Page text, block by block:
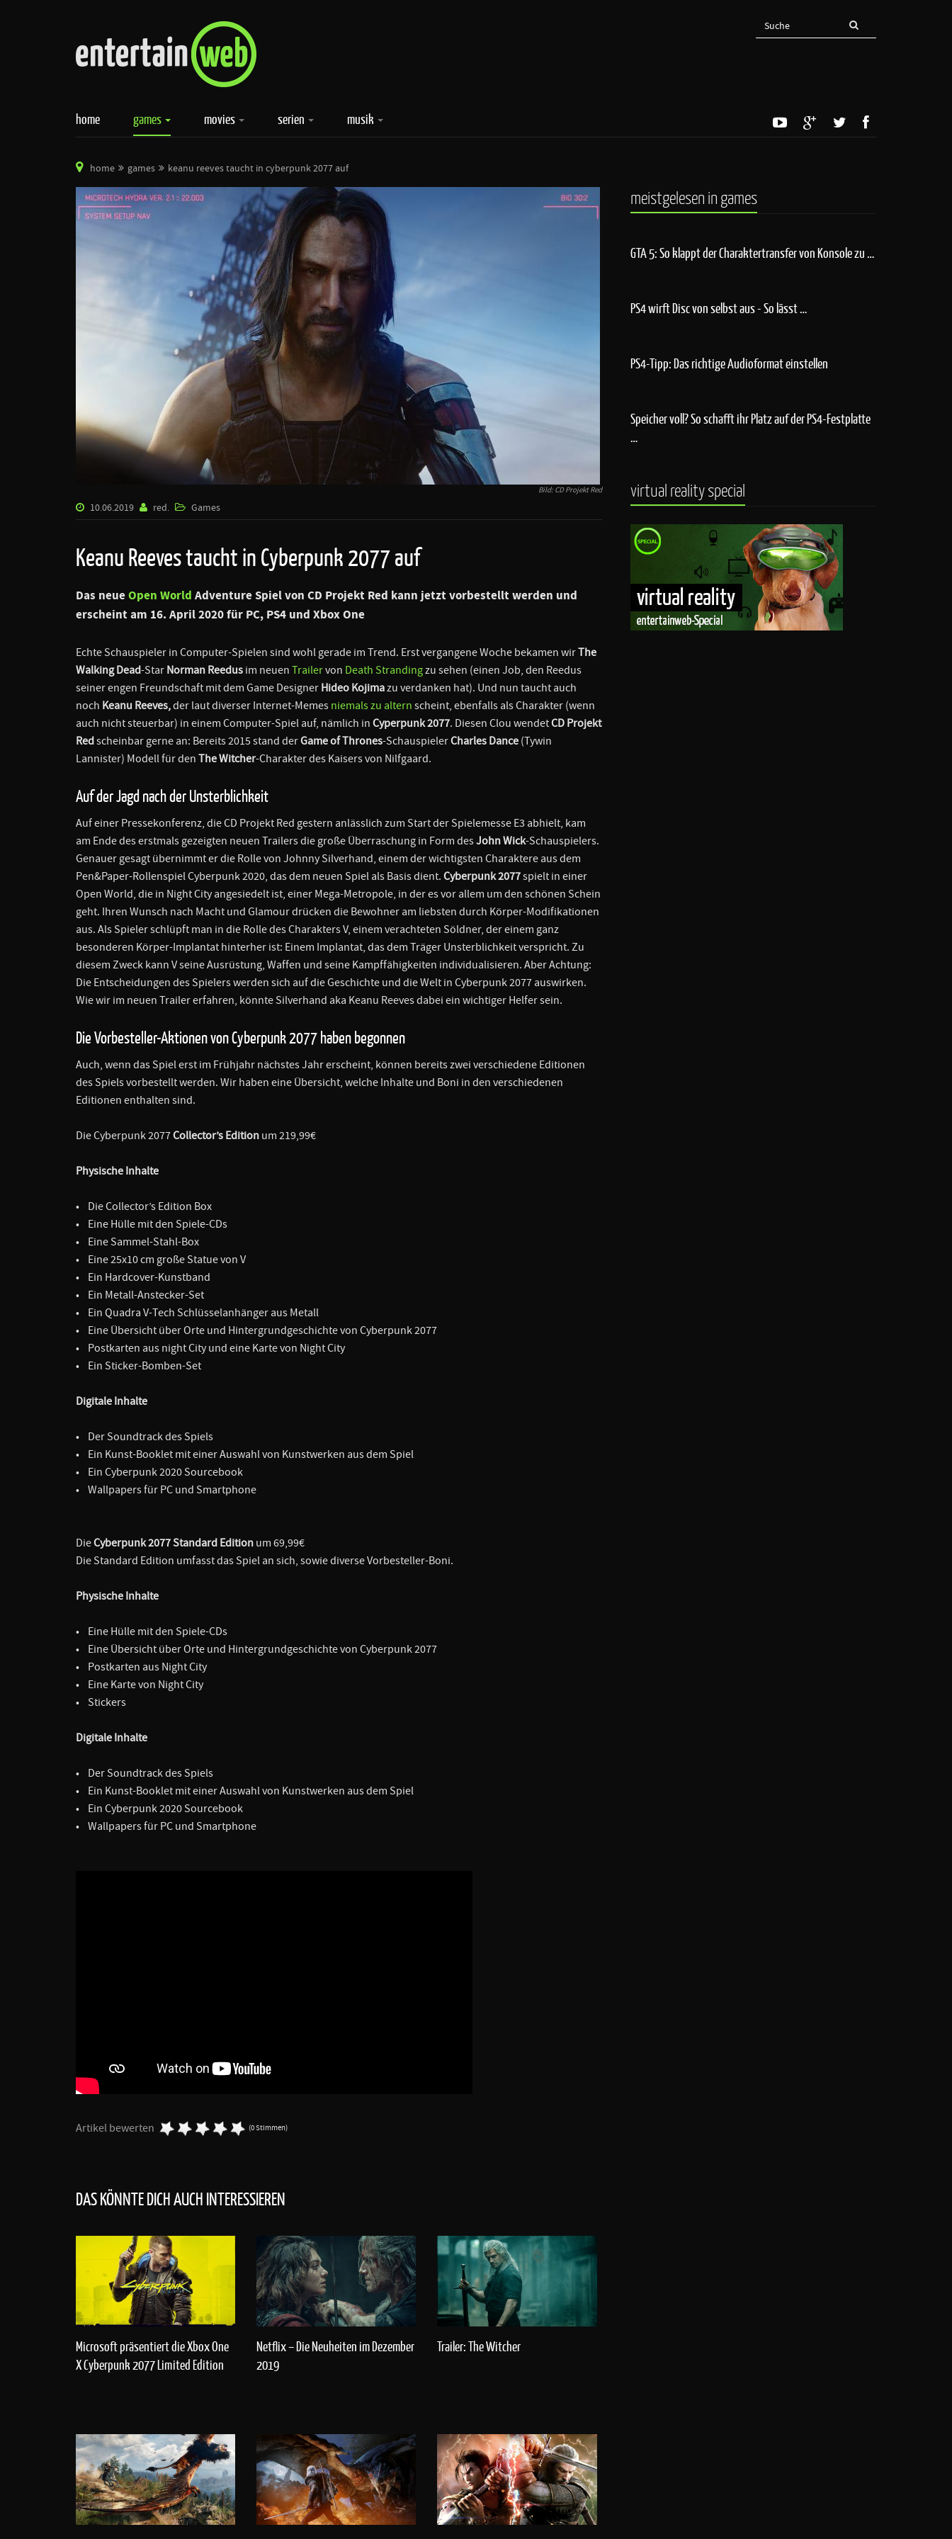
home games movies serien musik
home games keanu reeves taucht in cyberpunk 2077 auf
Bild: CD Projekt Red
10.06.2019 red. Games
Keanu Reeves taucht in Cyberpunk 2077 auf
Das neueOpen World Adventure Spiel von CD Projekt Red kann jetzt vorbestellt werden und
erscheint am 16. April 2020 für PC, PS4 und Xbox One
Echte Schauspieler in Computer-Spielen sind wohl gerade im Trend. Erst vergangene Woche bekamen wirThe
Walking Dead-Star Norman Reedus im neuen Trailervon Death Strandingzu sehen (einen Job, den Reedus
seiner engen Freundschaft mit dem Game Designer Hideo Kojimazu verdanken hat). Und nun taucht auch
noch Keanu Reeves,der laut diverser Internet-Memes niemals zu altern scheint, ebenfalls als Charakter (wenn
auch nicht steuerbar) in einem Computer-Spiel auf, nämlich in Cyperpunk 2077. Diesen Clou wendetCD Projekt
Redscheinbar gerne an: Bereits 2015 stand derGame of Thrones-SchauspielerCharles Dance (Tywin
Lannister) Modell für den The Witcher-Charakter des Kaisers von Nilfgaard.
Auf der Jagd nach der Unsterblichkeit
Auf einer Pressekonferenz, die CD Projekt Red gestern anlässlich zum Start der Spielemesse E3 abhielt, kam
am Ende des erstmals gezeigten neuen Trailers die große Überraschung in Form desJohn Wick-Schauspielers.
Genauer gesagt übernimmt er die Rolle von Johnny Silverhand, einem der wichtigsten Charaktere aus dem
Pen&Paper-Rollenspiel Cyberpunk 2020, das dem neuen Spiel als Basis dient. Cyberpunk 2077spielt in einer
Open World, die in Night City angesiedelt ist, einer Mega-Metropole, in der es vor allem um den schönen Schein
geht. Ihren Wunsch nach Macht und Glamour drücken die Bewohner am liebsten durch Körper-Modifikationen
aus. Als Spieler schlüpft man in die Rolle des Charakters V, einem verachteten Söldner, der einem ganz
besonderen Körper-Implantat hinterher ist: Einem Implantat, das dem Träger Unsterblichkeit verspricht. Zu
diesem Zweck kann V seine Ausrüstung, Waffen und seine Kampffähigkeiten individualisieren. Aber Achtung:
Die Entscheidungen des Spielers werden sich auf die Geschichte und die Welt in Cyberpunk 2077 auswirken.
Wie wir im neuen Trailer erfahren, könnte Silverhand aka Keanu Reeves dabei ein wichtiger Helfer sein.
Die Vorbesteller-Aktionen von Cyberpunk 2077 haben begonnen
Auch, wenn das Spiel erst im Frühjahr nächstes Jahr erscheint, können bereits zwei verschiedene Editionen
des Spiels vorbestellt werden. Wir haben eine Übersicht, welche Inhalte und Boni in den verschiedenen
Editionen enthalten sind.
Die Cyberpunk 2077Collector’s Edition um 219,99€
Physische Inhalte
• Die Collector’s Edition Box
• Eine Hülle mit den Spiele-CDs
• Eine Sammel-Stahl-Box
• Eine 25x10 cm große Statue von V
• Ein Hardcover-Kunstband
• Ein Metall-Anstecker-Set
• Ein Quadra V-Tech Schlüsselanhänger aus Metall
• Eine Übersicht über Orte und Hintergrundgeschichte von Cyberpunk 2077
• Postkarten aus night City und eine Karte von Night City
• Ein Sticker-Bomben-Set
Digitale Inhalte
• Der Soundtrack des Spiels
• Ein Kunst-Booklet mit einer Auswahl von Kunstwerken aus dem Spiel
• Ein Cyberpunk 2020 Sourcebook
• Wallpapers für PC und Smartphone
DieCyberpunk 2077 Standard Edition um 69,99€
Die Standard Edition umfasst das Spiel an sich, sowie diverse Vorbesteller-Boni.
Physische Inhalte
• Eine Hülle mit den Spiele-CDs
• Eine Übersicht über Orte und Hintergrundgeschichte von Cyberpunk 2077
• Postkarten aus Night City
• Eine Karte von Night City
• Stickers
Digitale Inhalte
• Der Soundtrack des Spiels
• Ein Kunst-Booklet mit einer Auswahl von Kunstwerken aus dem Spiel
• Ein Cyberpunk 2020 Sourcebook
• Wallpapers für PC und Smartphone
Artikel bewerten (0 Stimmen)
DAS KÖNNTE DICH AUCH INTERESSIEREN
Microsoft präsentiert die Xbox One
X Cyberpunk 2077 Limited Edition
Netflix – Die Neuheiten im Dezember
2019
Trailer: The Witcher
meistgelesen in games
GTA 5: So klappt der Charaktertransfer von Konsole zu …
PS4 wirft Disc von selbst aus - So lässt …
PS4-Tipp: Das richtige Audioformat einstellen
Speicher voll? So schafft ihr Platz auf der PS4-Festplatte
…
virtual reality special